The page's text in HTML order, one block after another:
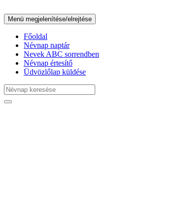
Menü megjelenítése/elrejtése
Főoldal
Névnap naptár
Nevek ABC sorrendben
Névnap értesítő
Üdvözlőlap küldése